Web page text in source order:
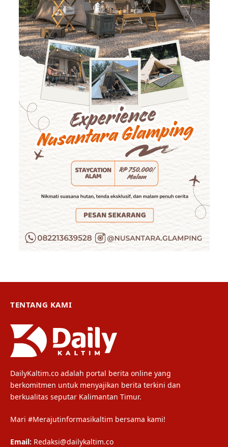
TENTANG KAMI
DailyKaltim.co adalah portal berita online yang
berkomitmen untuk menyajikan berita terkini dan
berkualitas seputar Kalimantan Timur.
Mari #Merajutinformasikaltim bersama kami!
Email: Redaksi@dailykaltim.co